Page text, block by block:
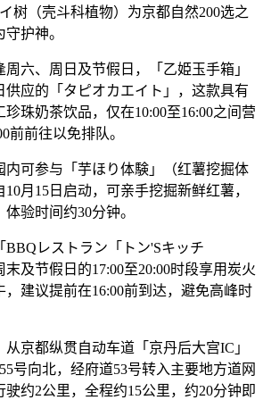
树（壳斗科植物）为京都自然200选之
护神。
周六、周日及节假日，「乙姫玉手箱」
供应的「タピオカエイト」，这款具有
珠奶茶饮品，仅在10:00至16:00之间营
前前往以免排队。
内可参与「芋ほり体験」（红薯挖掘体
月15日启动，可亲手挖掘新鲜红薯，
验时间约30分钟。
BBQレストラン「トン'Sキッチ
末及节假日的17:00至20:00时段享用炭火
，建议提前在16:00前到达，避免高峰时
从京都纵贯自动车道「京丹后大宫IC」
号向北，经府道53号转入主要地方道网
驶约2公里，全程约15公里，约20分钟即